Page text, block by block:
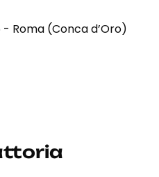
- Roma (Conca d’Oro)